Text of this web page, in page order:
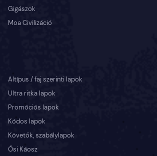
Gigászok
Moa Civilizáció
Altípus / faj szerinti lapok
Ultra ritka lapok
Promóciós lapok
Kódos lapok
Követők, szabálylapok
Ősi Káosz